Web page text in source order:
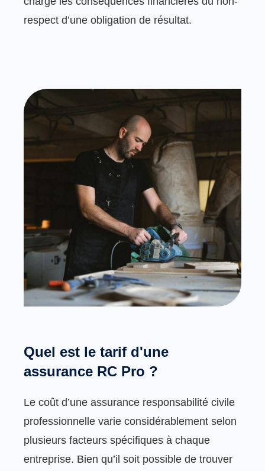
respect d’une obligation de résultat.
Quel est le tarif d'une
assurance RC Pro ?
Le coût d’une assurance responsabilité civile
professionnelle varie considérablement selon
plusieurs facteurs spécifiques à chaque
entreprise. Bien qu’il soit possible de trouver